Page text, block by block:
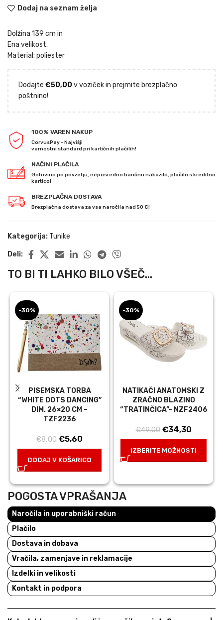
Dodaj na seznam želja
Dolžina 139 cm in
Ena velikost.
Material: poliester
Dodajte €50,00 v voziček in prejmite brezplačno
poštnino!
100% VAREN NAKUP
CorvusPay - Najvišji
varnostni standard pri kartičnih plačilih!
NAČINI PLAČILA
Gotovino po povzetju, neposredno bančno nakazilo, plačilo s kreditno
kartico!
BREZPLAČNA DOSTAVA
Brezplačna dostava za vsa naročila nad 50 €!
Kategorija: Tunike
Deli:
TO BI TI LAHKO BILO VŠEČ...
-30%
PISEMSKA TORBA
“WHITE DOTS DANCING”
DIM. 26×20 CM –
TZF2236
€8,00 Izvirna
cena
je
bila:
€8,00.
€5,60
cena
je:
€5,60.
DODAJ V KOŠARICO
-30%
NATIKAČI ANATOMSKI Z
ZRAČNO BLAZINO
“TRATINČICA”- NZF2406
€49,00 Izvirna
cena
je
bila:
€34,30
cena
je:
€34,30.
IZBERITE MOŽNOSTI
POGOSTA VPRAŠANJA
Naročila in uporabniški račun
Plačilo
Dostava in dobava
Vračila, zamenjave in reklamacije
Izdelki in velikosti
Kontakt in podpora